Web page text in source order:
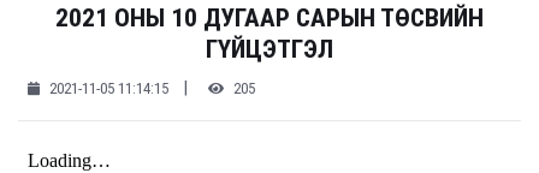
2021 ОНЫ 10 ДУГААР САРЫН ТӨСВИЙН
ГҮЙЦЭТГЭЛ
2021-11-05 11:14:15 | 205